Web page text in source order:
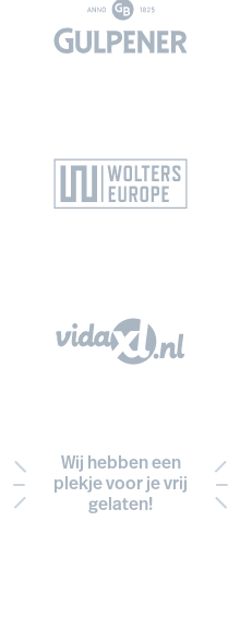
Wij hebben een
plekje voor je vrij
gelaten!